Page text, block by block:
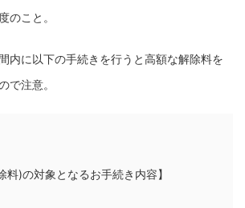
のこと。
内に以下の手続きを行うと高額な解除料を
で注意。
料)の対象となるお手続き内容】